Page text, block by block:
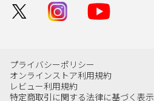
プライバシーポリシー
オンラインストア利用規約
レビュー利用規約
特定商取引に関する法律に基づく表示